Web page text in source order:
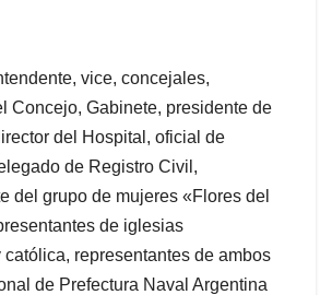
vice, concejales,
Concejo, Gabinete, presidente de
del Hospital, oficial de
de Registro Civil,
del grupo de mujeres «Flores del
de iglesias
representantes de ambos
de Prefectura Naval Argentina